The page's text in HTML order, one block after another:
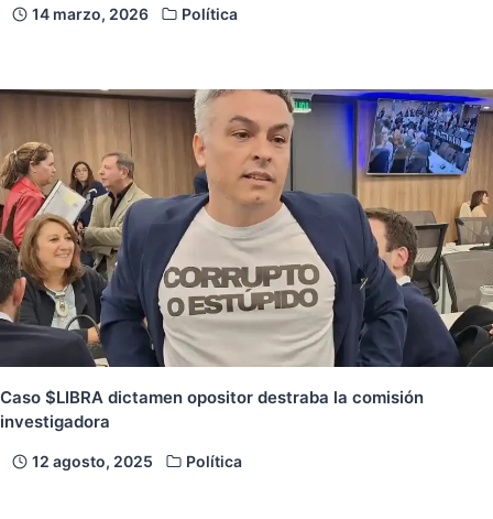
14 marzo, 2026 Política
Caso $LIBRA dictamen opositor destraba la comisión
investigadora
12 agosto, 2025 Política